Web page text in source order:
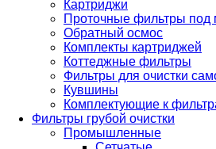
Картриджи
Проточные фильтры под
Обратный осмос
Комплекты картриджей
Коттеджные фильтры
Фильтры для очистки
Кувшины
Комплектующие к
Фильтры грубой очистки
Промышленные